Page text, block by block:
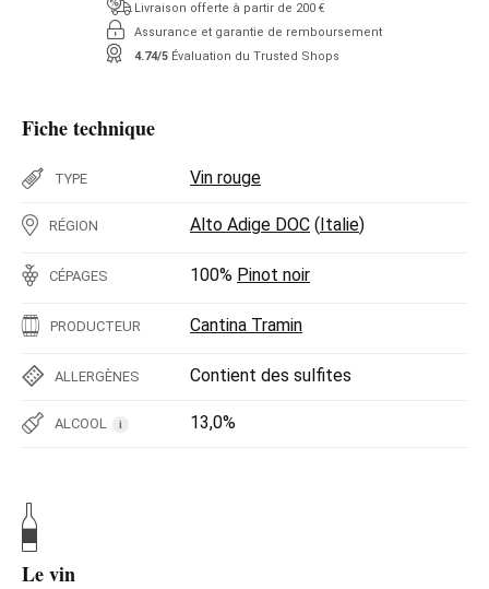
Livraison offerte à partir de 200 €
Assurance et garantie de remboursement
4.74/5 Évaluation du Trusted Shops
Fiche technique
TYPE Vin rouge
RÉGION Alto Adige DOC (Italie)
CÉPAGES 100% Pinot noir
PRODUCTEUR Cantina Tramin
ALLERGÈNES Contient des sulfites
ALCOOL i 13,0%
Le vin